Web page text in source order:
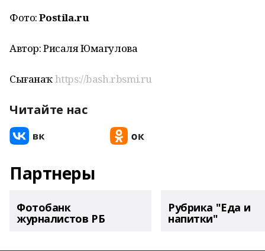
Фото:Postila.ru
Автор: Рисаля Юмагулова
Сығанаҡhttps://bash.rbsmi.ru
Читайте нас
Партнеры
Фотобанк
журналистов РБ
Рубрика "Еда и
напитки"